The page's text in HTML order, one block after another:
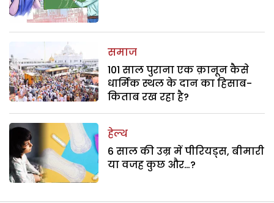
समाज
101 साल पुराना एक क़ानून कैसे
धार्मिक स्थल के दान का हिसाब-
किताब रख रहा है?
हेल्थ
6 साल की उम्र में पीरियड्स, बीमारी
या वजह कुछ और…?